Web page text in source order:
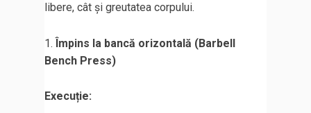
libere, cât și greutatea corpului.
Împins la bancă orizontală (Barbell
Bench Press)
Execuție: